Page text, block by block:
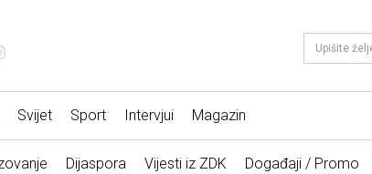
Svijet Sport Intervjui Magazin
Dijaspora Vijesti iz ZDK Događaji / Promo